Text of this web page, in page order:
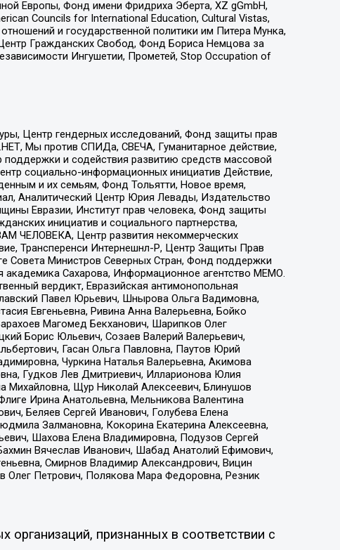
Европы, Фонд имени Фридриха Эберта, XZ gGmbH,
Councils for International Education, Cultural Vistas,
и государственной политики им Питера Мунка,
Гражданских Свобод, Фонд Бориса Немцова за
Ингушетии, Прометей, Stop Occupation of
Центр гендерных исследований, Фонд защиты прав
Мы против СПИДа, СВЕЧА, Гуманитарное действие,
и содействия развитию средств массовой
социально-информационных инициатив Действие,
и их семьям, Фонд Тольятти, Новое время,
Аналитический Центр Юрия Левады, Издательство
Евразии, Институт прав человека, Фонд защиты
инициатив и социального партнерства,
ЧЕЛОВЕКА, Центр развития некоммерческих
Трансперенси Интернешнл-Р, Центр Защиты Прав
Совета Министров Северных Стран, Фонд поддержки
Сахарова, Информационное агентство МЕМО.
вердикт, Евразийская антимонопольная
Павел Юрьевич, Шнырова Ольга Вадимовна,
Евгеньевна, Ривина Анна Валерьевна, Бойко
Магомед Бекханович, Шарипков Олег
Борис Юльевич, Созаев Валерий Валерьевич,
Гасан Ольга Павловна, Паутов Юрий
Чуркина Наталья Валерьевна, Акимова
Гудков Лев Дмитриевич, Илларионова Юлия
Михайловна, Щур Николай Алексеевич, Блинушов
Ирина Анатольевна, Мельникова Валентина
Беляев Сергей Иванович, Голубева Елена
Залмановна, Кокорина Екатерина Алексеевна,
Шахова Елена Владимировна, Подузов Сергей
Вячеслав Иванович, Шабад Анатолий Ефимович,
Смирнов Владимир Александрович, Вицин
Олег Петрович, Полякова Мара Федоровна, Резник
признанных в соответствии с